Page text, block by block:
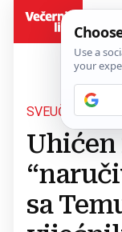
SVEUČILIŠTA
sa